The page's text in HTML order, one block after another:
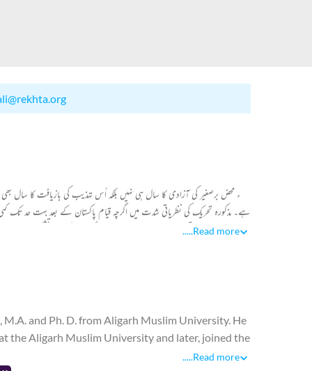
ہے۔ مذکورہ تحریک کی نظریاتی شدت میں اگرچہ قیام پاکستان کے بعد بہت حد
سے عہدہ برا ہوتی رہی۔اور اردو غزل میں قیام پاکستان کے بعد تشکیل
.....Read more
and Ph. D. from Aligarh Muslim University. He
the Aligarh Muslim University and later, joined the
continued in that capacity for a period of 17 years.
.....Read more